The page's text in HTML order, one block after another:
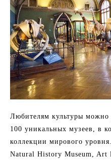
Любителям культуры можно
100 уникальных музеев, в
коллекции мирового
Natural History Museum, Art